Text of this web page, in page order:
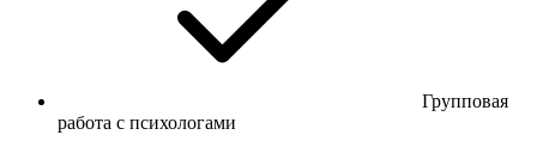
Групповая
работа с психологами